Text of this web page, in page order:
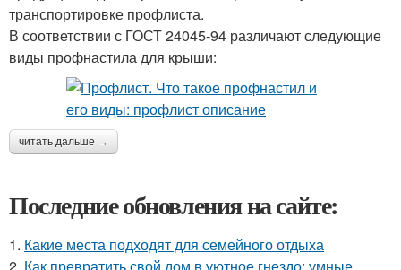
транспортировке профлиста.
В соответствии с ГОСТ 24045-94 различают следующие
виды профнастила для крыши:
читать дальше →
Последние обновления на сайте:
1. Какие места подходят для семейного отдыха